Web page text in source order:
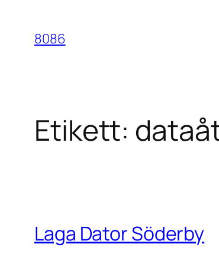
innehåll
8086
Etikett:
Laga Dator Söderby